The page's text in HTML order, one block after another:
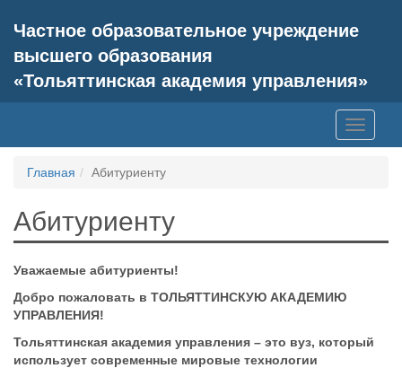
Частное образовательное учреждение
высшего образования
«Тольяттинская академия управления»
Toggle
Главная
Абитуриенту
Абитуриенту
Уважаемые абитуриенты!
Добро пожаловать в ТОЛЬЯТТИНСКУЮ АКАДЕМИЮ
УПРАВЛЕНИЯ!
Тольяттинская академия управления – это вуз, который
использует современные мировые технологии